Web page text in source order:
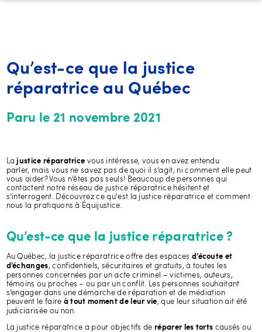
Qu’est-ce que la justice
réparatrice au Québec
Paru le 21 novembre 2021
La justice réparatrice vous intéresse, vous en avez entendu
parler, mais vous ne savez pas de quoi il s’agit, ni comment elle peut
vous aider? Vous n’êtes pas seuls! Beaucoup de personnes qui
contactent notre réseau de justice réparatrice hésitent et
s’interrogent. Découvrez ce qu'est la justice réparatrice et comment
nous la pratiquons à Équijustice.
Qu’est-ce que la justice réparatrice ?
Au Québec, la justice réparatrice offre des espaces d’écoute et
d’échanges, confidentiels, sécuritaires et gratuits, à toutes les
personnes concernées par un acte criminel – victimes, auteurs,
témoins ou proches – ou par un conflit. Les personnes souhaitant
s’engager dans une démarche de réparation et de médiation
peuvent le faire à tout moment de leur vie, que leur situation ait été
judiciarisée ou non.
La justice réparatrice a pour objectifs deréparer les torts causés ou